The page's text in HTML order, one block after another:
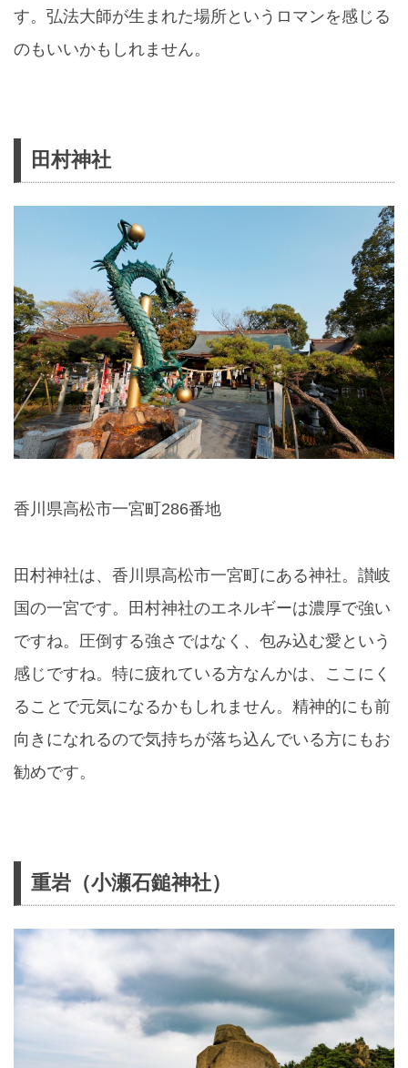
す。弘法大師が生まれた場所というロマンを感じる
のもいいかもしれません。
田村神社
香川県高松市一宮町286番地
田村神社は、香川県高松市一宮町にある神社。讃岐
国の一宮です。田村神社のエネルギーは濃厚で強い
ですね。圧倒する強さではなく、包み込む愛という
感じですね。特に疲れている方なんかは、ここにく
ることで元気になるかもしれません。精神的にも前
向きになれるので気持ちが落ち込んでいる方にもお
勧めです。
重岩（小瀬石鎚神社）